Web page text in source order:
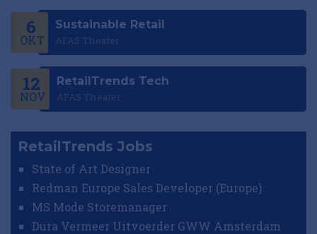
6
OKT
Sustainable Retail
AFAS Theater
12
NOV
RetailTrends Tech
AFAS Theater
RetailTrends Jobs
State of Art Designer
Redman Europe Sales Developer (Europe)
MS Mode Storemanager
Dura Vermeer Uitvoerder GWW Amsterdam